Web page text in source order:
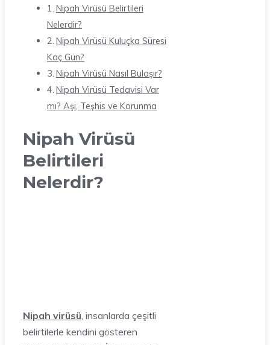
Nipah Virüsü Belirtileri
Nelerdir?
Nipah Virüsü Kuluçka Süresi
Kaç Gün?
Nipah Virüsü Nasıl Bulaşır?
Nipah Virüsü Tedavisi Var
mı? Aşı, Teşhis ve Korunma
Nipah Virüsü
Belirtileri
Nelerdir?
Nipah virüsü , insanlarda çeşitli
belirtilerle kendini gösteren